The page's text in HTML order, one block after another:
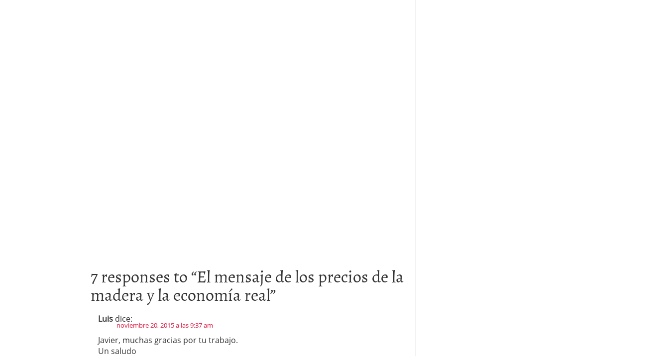
7 responses to “El mensaje de los precios de la
madera y la economía real”
Luis dice:
noviembre 20, 2015 a las 9:37 am
Javier, muchas gracias por tu trabajo.
Un saludo